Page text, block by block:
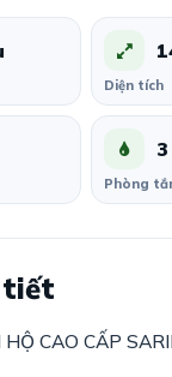
Diện tích
3
Phòng
tiết
CAO CẤP